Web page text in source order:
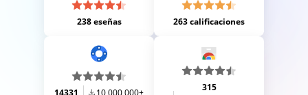
238 eseñas 263 calificaciones
14331 10,000,000+
315